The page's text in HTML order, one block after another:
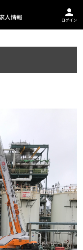
person
ログイン